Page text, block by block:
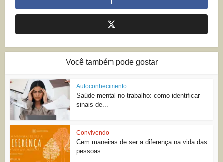
Você também pode gostar
Autoconhecimento
Saúde mental no trabalho: como identificar
sinais de...
Convivendo
Cem maneiras de ser a diferença na vida das
pessoas...